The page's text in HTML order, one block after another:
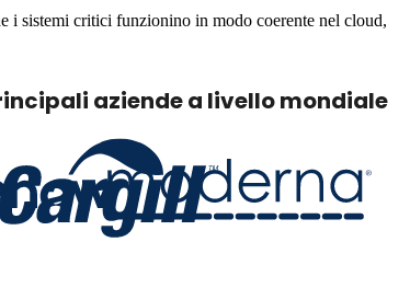
i sistemi critici funzionino in modo coerente nel cloud,
aziende a livello mondiale